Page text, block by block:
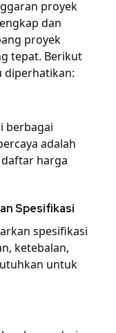
proyek
dan
proyek
tepat. Berikut
diperhatikan:
berbagai
adalah
harga
Spesifikasi
spesifikasi
ketebalan,
untuk